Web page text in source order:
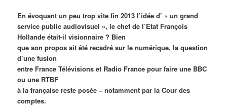
En évoquant un peu trop vite fin 2013 l’idée d’ « un grand
service public audiovisuel », le chef de l’Etat François
Hollande était-il visionnaire ? Bien
que son propos ait été recadré sur le numérique, la question
d’une fusion
entre France Télévisions et Radio France pour faire une BBC
ou une RTBF
à la française reste posée – notamment par la Cour des
comptes.